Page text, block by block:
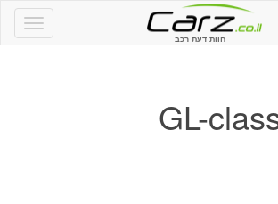
חוות דעת רכב